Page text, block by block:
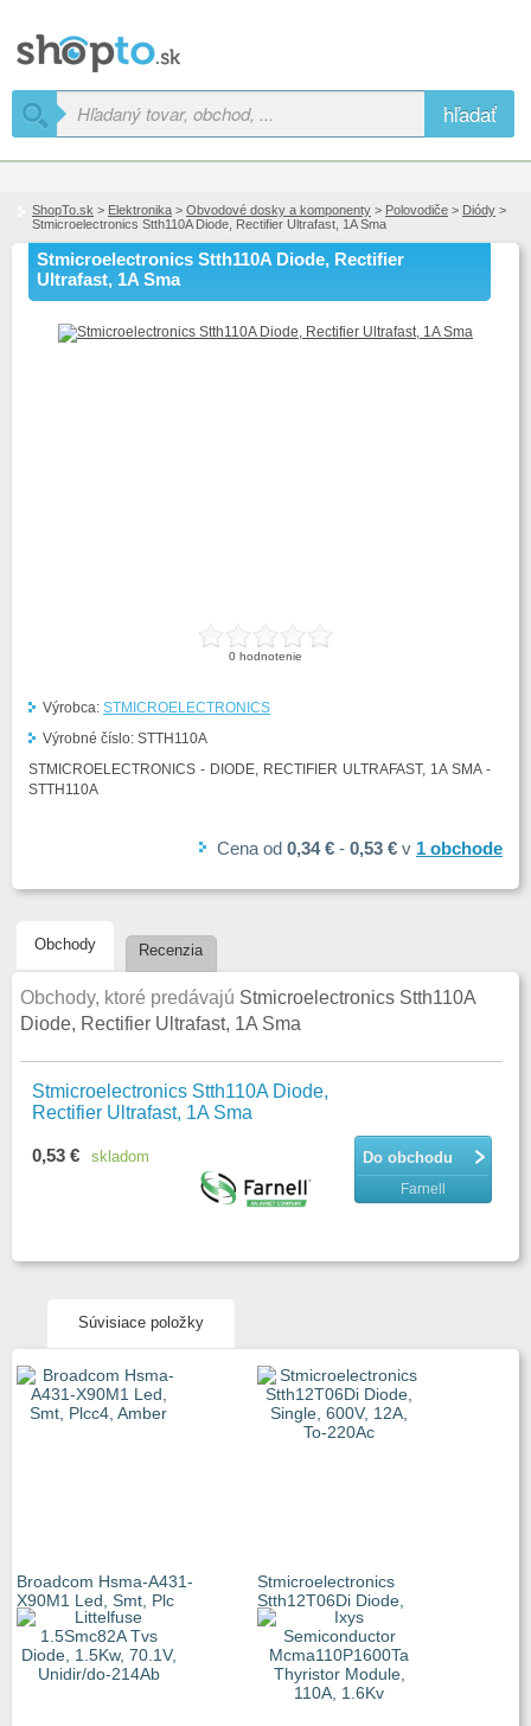
hľadať
ShopTo.sk > Elektronika > Obvodové dosky a komponenty > Polovodiče > Diódy >
Stmicroelectronics Stth110A Diode, Rectifier Ultrafast, 1A Sma
Stmicroelectronics Stth110A Diode, Rectifier
Ultrafast, 1A Sma
0 hodnotenie
Výrobca: STMICROELECTRONICS
Výrobné číslo: STTH110A
STMICROELECTRONICS - DIODE, RECTIFIER ULTRAFAST, 1A SMA -
STTH110A
Cena od 0,34 € - 0,53 € v 1 obchode
Obchody Recenzia
Obchody, ktoré predávajú Stmicroelectronics Stth110A
Diode, Rectifier Ultrafast, 1A Sma
Stmicroelectronics Stth110A Diode,
Rectifier Ultrafast, 1A Sma
Do obchodu
Farnell
0,53 € skladom
Súvisiace položky
Broadcom Hsma-A431-
X90M1 Led, Smt, Plc
Stmicroelectronics
Stth12T06Di Diode,